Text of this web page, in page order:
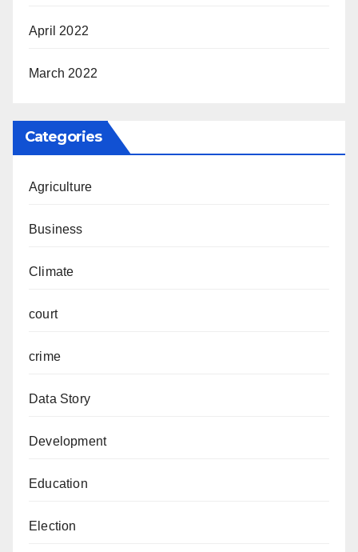
April 2022
March 2022
Categories
Agriculture
Business
Climate
court
crime
Data Story
Development
Education
Election